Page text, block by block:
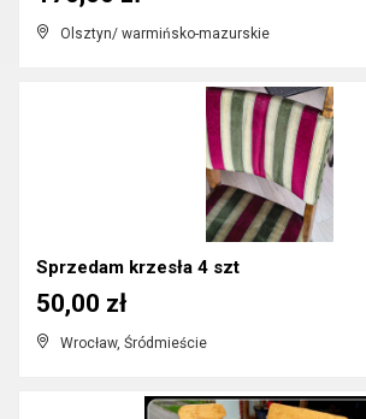
Olsztyn/ warmińsko-mazurskie
Sprzedam krzesła 4 szt
Wrocław, Śródmieście
50,00 zł